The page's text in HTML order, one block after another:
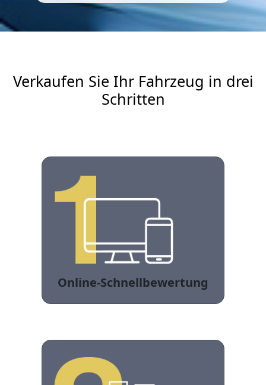
Verkaufen Sie Ihr Fahrzeug in drei
Schritten
Online-Schnellbewertung